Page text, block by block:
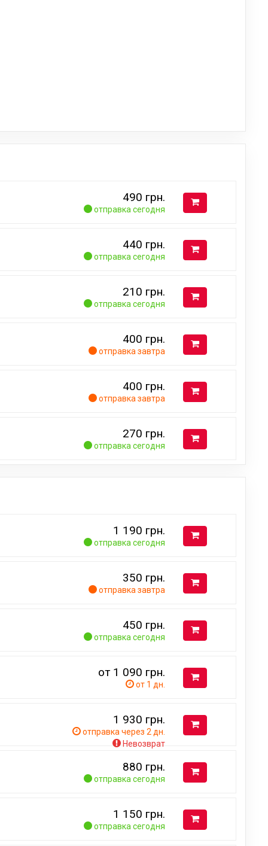
490 грн.
отправка сегодня
440 грн.
отправка сегодня
210 грн.
отправка сегодня
400 грн.
отправка завтра
400 грн.
отправка завтра
270 грн.
отправка сегодня
1 190 грн.
отправка сегодня
350 грн.
отправка завтра
450 грн.
отправка сегодня
от 1 090 грн.
от 1 дн.
1 930 грн.
отправка через 2 дн.
Невозврат
880 грн.
отправка сегодня
1 150 грн.
отправка сегодня